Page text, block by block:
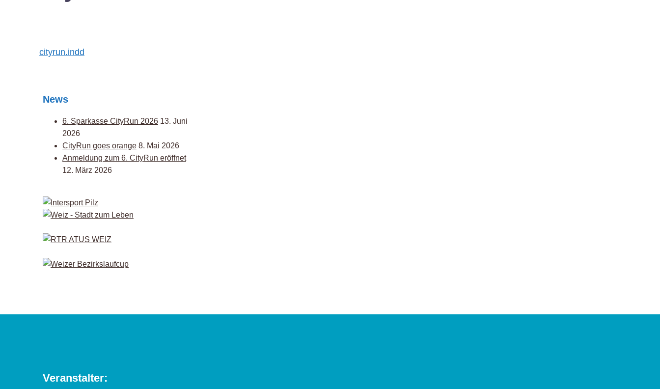
Post
cityrun.indd
News
6. Sparkasse CityRun 2026 13. Juni
2026
CityRun goes orange 8. Mai 2026
Anmeldung zum 6. CityRun eröffnet
12. März 2026
Veranstalter: